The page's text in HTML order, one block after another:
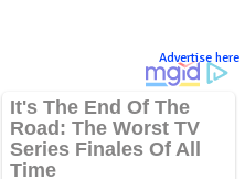
Advertise here